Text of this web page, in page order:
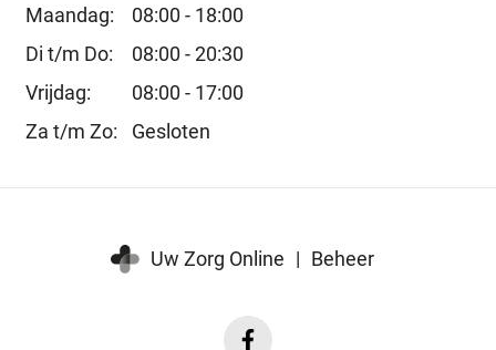
Maandag:
08:00 - 18:00
Di t/m Do:
08:00 - 20:30
Vrijdag:
08:00 - 17:00
Za t/m Zo:
Gesloten
Uw Zorg Online | Beheer
Facebook